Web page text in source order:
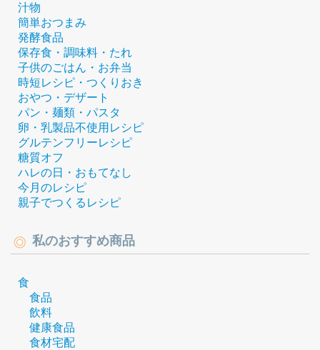
汁物
簡単おつまみ
発酵食品
保存食・調味料・たれ
子供のごはん・お弁当
時短レシピ・つくりおき
おやつ・デザート
パン・麺類・パスタ
卵・乳製品不使用レシピ
グルテンフリーレシピ
糖質オフ
ハレの日・おもてなし
今月のレシピ
親子でつくるレシピ
私のおすすめ商品
食
食品
飲料
健康食品
食材宅配